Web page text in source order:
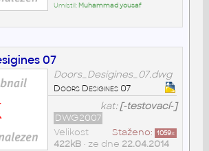
Umístil: Muhammad yousaf
07
Doors_Desigines_07.dwg
Doors Desigines 07
kat:[-testovací-]
DWG2007
Staženo: 1059x
Velikost
422kB• ze dne 22.04.2014